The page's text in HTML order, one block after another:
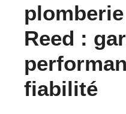
Reed :
fiabilité